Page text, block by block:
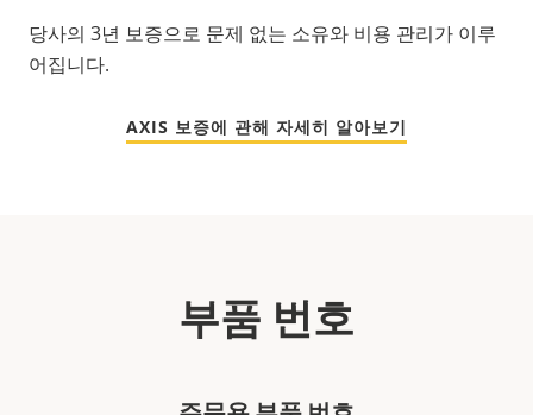
당사의 3년 보증으로 문제 없는 소유와 비용 관리가 이루
어집니다.
AXIS 보증에 관해 자세히 알아보기
부품 번호